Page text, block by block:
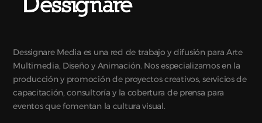
Dessignare Media es una red de trabajo y difusión para Arte
Multimedia, Diseño y Animación. Nos especializamos en la
producción y promoción de proyectos creativos, servicios de
capacitación, consultoría y la cobertura de prensa para
eventos que fomentan la cultura visual.